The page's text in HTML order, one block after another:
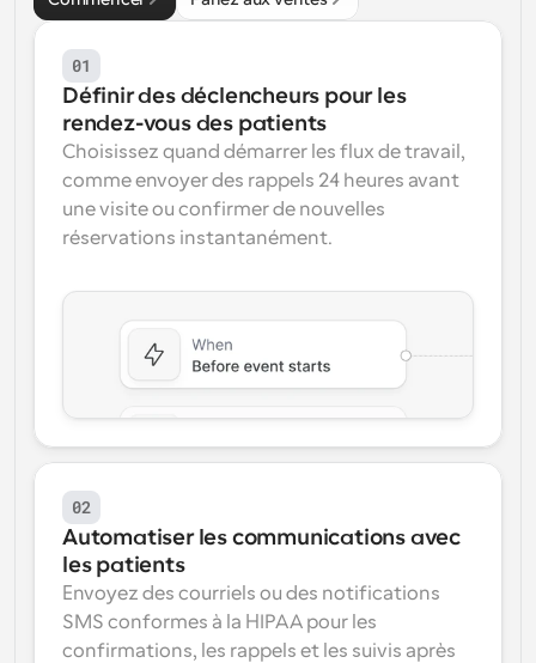
01
Définir des déclencheurs pour les
rendez-vous des patients
Choisissez quand démarrer les flux de travail,
comme envoyer des rappels 24 heures avant
une visite ou confirmer de nouvelles
réservations instantanément.
02
Automatiser les communications avec
les patients
Envoyez des courriels ou des notifications
SMS conformes à la HIPAA pour les
confirmations, les rappels et les suivis après